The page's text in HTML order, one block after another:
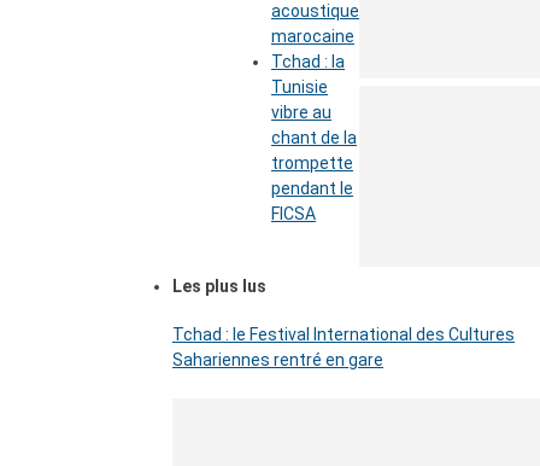
acoustique
marocaine
Tchad : la
Tunisie
vibre au
chant de la
trompette
pendant le
FICSA
Les plus lus
Tchad : le Festival International des Cultures
Sahariennes rentré en gare